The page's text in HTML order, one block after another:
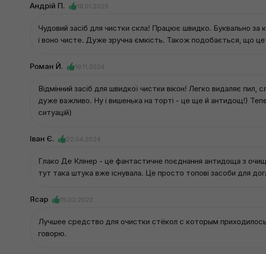
Андрій П. 18.01.2025
Чудовий засіб для чистки скла! Працює швидко. Буквально за
і воно чисте. Дуже зручна ємкість. Також подобається, що це
Роман Й. 19.11.2024
Відмінний засіб для швидкої чистки вікон! Легко видаляє пил,
дуже важливо. Ну і вишенька на торті - це ще й антидощ!)
ситуацій)
Іван Є. 22.04.2024
Глако Де Клінер - це фантастичне поєднання антидоща з
тут така штука вже існувала. Це просто топові засоби для
Ясар 15.02.2022
Лучшее средство для очистки стёкол с которым
говорю.